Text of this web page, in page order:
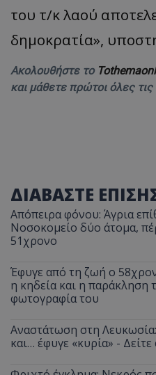
του τ/κ λαού
δημοκρατία»,
Ακολουθήστε το
και μάθετε πρώτοι όλες τις
ΔΙΑΒΑΣΤΕ
Απόπειρα φόνου: Άγρια
Νοσοκομείο δύο άτομα,
51χρονο
Έφυγε από τη ζωή ο
η κηδεία και η παράκληση
φωτογραφία του
Αναστάτωση στη
και… έφυγε «κυρία» -